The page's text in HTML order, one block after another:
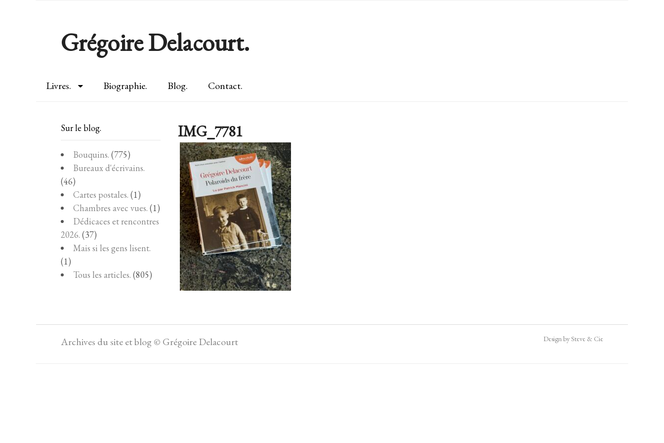
Grégoire Delacourt.
Livres. Biographie. Blog. Contact.
IMG_7781
Sur le blog.
Bouquins. (775)
Bureaux d'écrivains.
(46)
Cartes postales. (1)
Chambres avec vues. (1)
Dédicaces et rencontres
2026. (37)
Mais si les gens lisent.
(1)
Tous les articles. (805)
Archives du site et blog © Grégoire Delacourt Design by Steve & Cie